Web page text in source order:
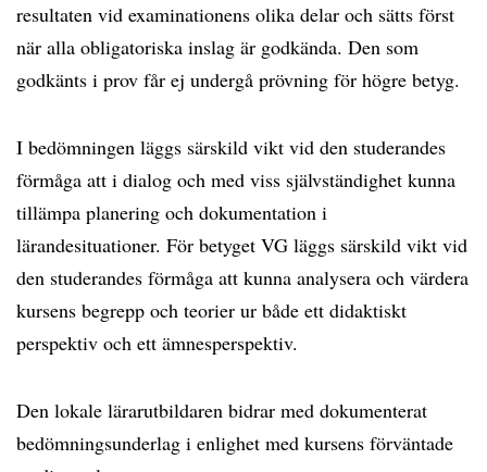
resultaten vid examinationens olika delar och sätts först
när alla obligatoriska inslag är godkända. Den som
godkänts i prov får ej undergå prövning för högre betyg.
I bedömningen läggs särskild vikt vid den studerandes
förmåga att i dialog och med viss självständighet kunna
tillämpa planering och dokumentation i
lärandesituationer. För betyget VG läggs särskild vikt vid
den studerandes förmåga att kunna analysera och värdera
kursens begrepp och teorier ur både ett didaktiskt
perspektiv och ett ämnesperspektiv.
Den lokale lärarutbildaren bidrar med dokumenterat
bedömningsunderlag i enlighet med kursens förväntade